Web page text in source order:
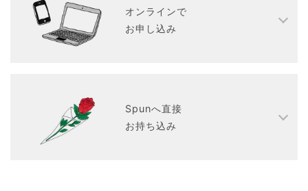
オンラインで
お申し込み
Spunへ直接
お持ち込み